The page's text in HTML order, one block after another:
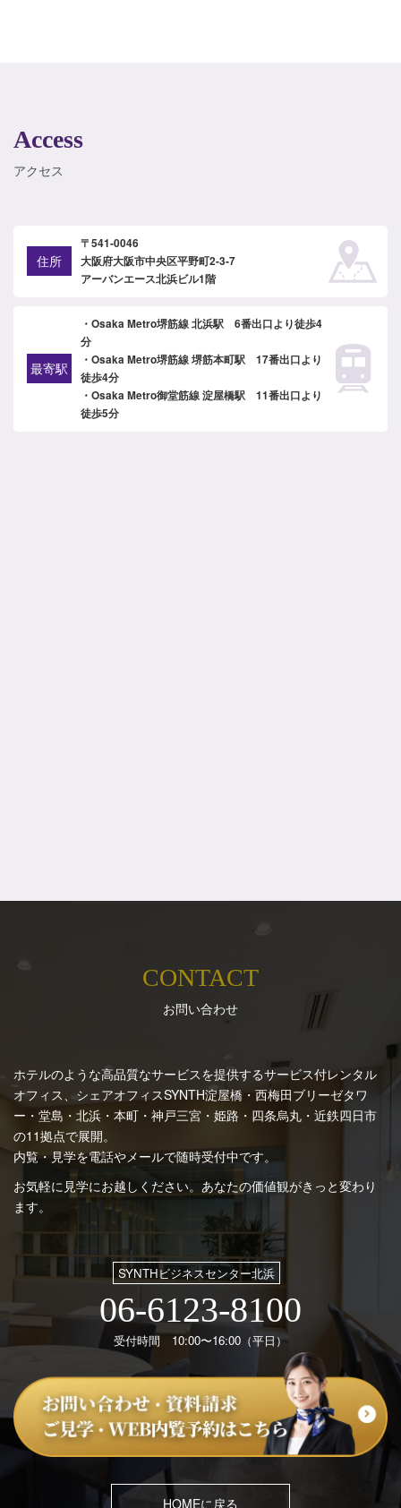
Access
アクセス
住所
〒541-0046
大阪府大阪市中央区平野町2-3-7
アーバンエース北浜ビル1階
最寄駅
・Osaka Metro堺筋線 北浜駅 6番出口より徒歩4
分
・Osaka Metro堺筋線 堺筋本町駅 17番出口より
徒歩4分
・Osaka Metro御堂筋線 淀屋橋駅 11番出口より
徒歩5分
CONTACT
お問い合わせ
ホテルのような高品質なサービスを提供するサービス付レンタル
オフィス、シェアオフィスSYNTH淀屋橋・西梅田ブリーゼタワ
ー・堂島・北浜・本町・神戸三宮・姫路・四条烏丸・近鉄四日市
の11拠点で展開。
内覧・見学を電話やメールで随時受付中です。
お気軽に見学にお越しください。あなたの価値観がきっと変わり
ます。
SYNTHビジネスセンター北浜
06-6123-8100
受付時間 10:00〜16:00（平日）
HOMEに戻る